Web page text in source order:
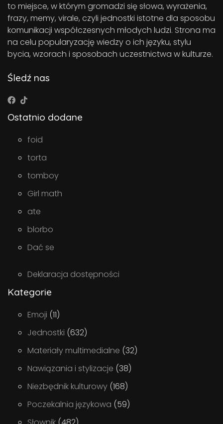
to miejsce, w którym gromadzi się słowa, wyrażenia,
frazy, memy, virale, czyli jednostki istotne dla sposobu
komunikacji współczesnych młodych ludzi. Strona ma
na celu popularyzację wiedzy o ich języku, stylu
bycia, wzorach i sposobach uczestnictwa w kulturze.
Śledź nas
Ostatnio dodane
foid
torta
tomboy
Girl math
ate
blorbo
Dać se
Deklaracja dostępności
Kategorie
Emoji (11)
Jednostki (632)
Materiały multimedialne (32)
Nawiązania i stylizacje (38)
Niezbędnik kulturowy (168)
Poczekalnia językowa (59)